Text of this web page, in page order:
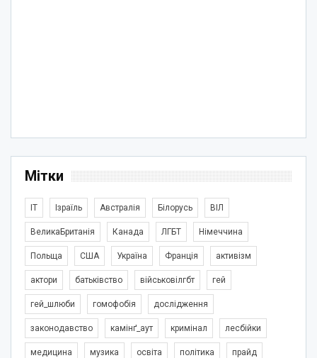
Мітки
IT Ізраїль Австралія Білорусь ВІЛ
ВеликаБританія Канада ЛГБТ Німеччина
Польща США Україна Франція активізм
актори батьківство військовілгбт гей
гей_шлюби гомофобія дослідження
законодавство камінґ_аут кримінал лесбійки
медицина музика освіта політика прайд